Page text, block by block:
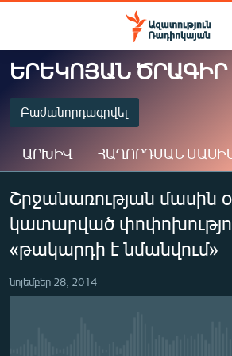
Մատչելիության
Անցնել
հիմնական
բովանդակությանը
Անցնել
մենյուին
Որոնում
ԱԶԱՏՈՒԹՅՈՒՆ TV
ՀԱՅԱՍՏԱՆ
ԸՆՏՐՈՒԹՅՈՒՆՆԵՐ 2026
ԻՐԱՎՈՒՆՔ
ՀԱՍԱՐԱԿՈՒԹՅՈՒՆ
ՏՆՏԵՍՈՒԹՅՈՒՆ
ՂԱՐԱԲԱՂ
ԵՐԵԿՈՅԱՆ ԾՐԱԳԻՐ
Բաժանորդագրվել
Spotify
ԱՐԽԻՎ ՀԱՂՈՐԴՄԱՆ
Շրջանառության մասին
կատարված
«թակարդի է նմանվում»
նոյեմբեր 28, 2014